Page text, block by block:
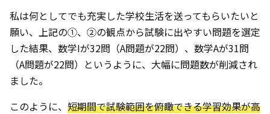
私は何としてでも充実した学校生活を送ってもらいたいと
願い、上記の①、②の観点から試験に出やすい問題を選定
した結果、数学Iが32問（A問題が22問）、数学Aが31問
（A問題が22問）というように、大幅に問題数が削減され
ました。
このように、 短期間で試験範囲を俯瞰できる学習効果が高